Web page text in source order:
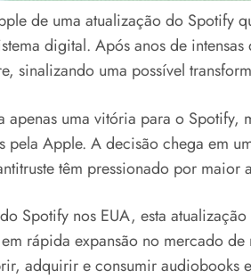
de uma atualização do Spotify
digital. Após anos de
sinalizando uma possível
apenas uma vitória para o
pela Apple. A decisão chega em
têm pressionado por maior
Spotify nos EUA, esta
rápida expansão no mercado
adquirir e consumir